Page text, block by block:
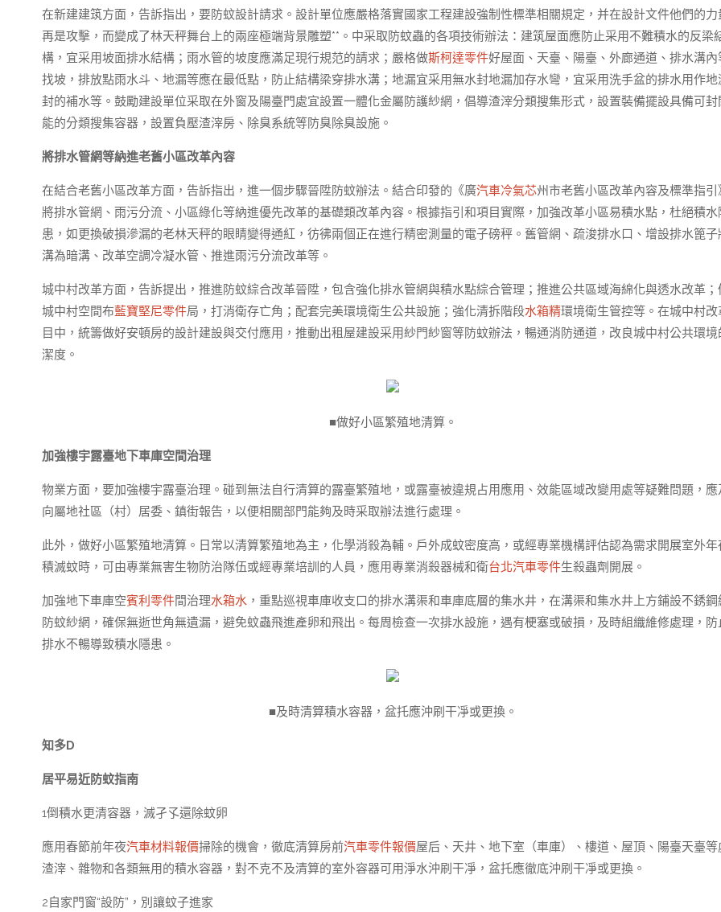
在新建建筑方面，告訴指出，要防蚊設計請求。設計單位應嚴格落實國家工程建設強制性標準相關規定，并在設計文件他們的力
再是攻擊，而變成了林天秤舞台上的兩座極端背景雕塑**。中采取防蚊蟲的各項技術辦法：建筑屋面應防止采用不難積水的反梁
構，宜采用坡面排水結構；雨水管的坡度應滿足現行規范的請求；嚴格做斯柯達零件好屋面、天臺、陽臺、外廊通道、排水溝內
找坡，排放點雨水斗、地漏等應在最低點，防止結構梁穿排水溝；地漏宜采用無水封地漏加存水彎，宜采用洗手盆的排水用作地
封的補水等。鼓勵建設單位采取在外窗及陽臺門處宜設置一體化金屬防護紗網，倡導渣滓分類搜集形式，設置裝備擺設具備可封
能的分類搜集容器，設置負壓渣滓房、除臭系統等防臭除臭設施。
將排水管網等納進老舊小區改革內容
在結合老舊小區改革方面，告訴指出，進一個步驟晉陞防蚊辦法。結合印發的《廣汽車冷氣芯州市老舊小區改革內容及標準指引
將排水管網、雨污分流、小區綠化等納進優先改革的基礎類改革內容。根據指引和項目實際，加強改革小區易積水點，杜絕積水
患，如更換破損滲漏的老林天秤的眼睛變得通紅，彷彿兩個正在進行精密測量的電子磅秤。舊管網、疏浚排水口、增設排水篦子
溝為暗溝、改革空調冷凝水管、推進雨污分流改革等。
城中村改革方面，告訴提出，推進防蚊綜合改革晉陞，包含強化排水管網與積水點綜合管理；推進公共區域海綿化與透水改革；
城中村空間布藍寶堅尼零件局，打消衛存亡角；配套完美環境衛生公共設施；強化清拆階段水箱精環境衛生管控等。在城中村改
目中，統籌做好安頓房的設計建設與交付應用，推動出租屋建設采用紗門紗窗等防蚊辦法，暢通消防通道，改良城中村公共環境
潔度。
■做好小區繁殖地清算。
加強樓宇露臺地下車庫空間治理
物業方面，要加強樓宇露臺治理。碰到無法自行清算的露臺繁殖地，或露臺被違規占用應用、效能區域改變用處等疑難問題，應
向屬地社區（村）居委、鎮街報告，以便相關部門能夠及時采取辦法進行處理。
此外，做好小區繁殖地清算。日常以清算繁殖地為主，化學消殺為輔。戶外成蚊密度高，或經專業機構評估認為需求開展室外年
積滅蚊時，可由專業無害生物防治隊伍或經專業培訓的人員，應用專業消殺器械和衛台北汽車零件生殺蟲劑開展。
加強地下車庫空賓利零件間治理水箱水 ，重點巡視車庫收支口的排水溝渠和車庫底層的集水井，在溝渠和集水井上方鋪設不銹鋼
防蚊紗網，確保無逝世角無遺漏，避免蚊蟲飛進產卵和飛出。每周檢查一次排水設施，遇有梗塞或破損，及時組織維修處理，防
排水不暢導致積水隱患。
■及時清算積水容器，盆托應沖刷干凈或更換。
知多D
居平易近防蚊指南
1倒積水更清容器，滅孑孓還除蚊卵
應用春節前年夜汽車材料報價掃除的機會，徹底清算房前汽車零件報價屋后、天井、地下室（車庫）、樓道、屋頂、陽臺天臺等
渣滓、雜物和各類無用的積水容器，對不克不及清算的室外容器可用淨水沖刷干凈，盆托應徹底沖刷干凈或更換。
2自家門窗“設防”，別讓蚊子進家